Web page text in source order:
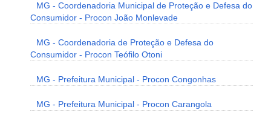
MG - Coordenadoria Municipal de Proteção e Defesa do
Consumidor - Procon João Monlevade
MG - Coordenadoria de Proteção e Defesa do
Consumidor - Procon Teófilo Otoni
MG - Prefeitura Municipal - Procon Congonhas
MG - Prefeitura Municipal - Procon Carangola